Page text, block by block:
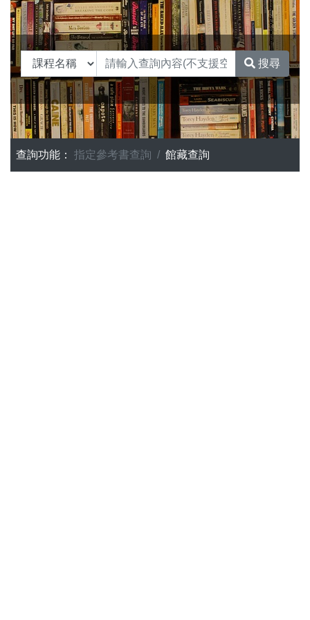
搜尋
查詢功能： 指定參考書查詢 館藏查詢